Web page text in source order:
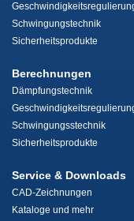
Schwingungstechnik
Sicherheitsprodukte
Berechnungen
Dämpfungstechnik
Schwingungsstechnik
Sicherheitsprodukte
Service & Downloads
CAD-Zeichnungen
Kataloge und mehr